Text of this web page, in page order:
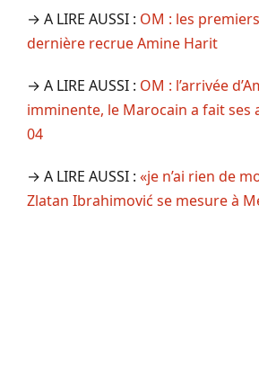
→ A LIRE AUSSI : OM : les
dernière recrue Amine Harit
→ A LIRE AUSSI : OM : l’arrivée
imminente, le Marocain a fait ses
04
→ A LIRE AUSSI : «je n’ai rien de
Zlatan Ibrahimović se mesure à